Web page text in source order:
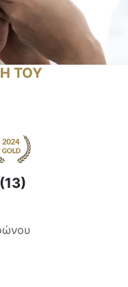
ΤΟΥ
(13)